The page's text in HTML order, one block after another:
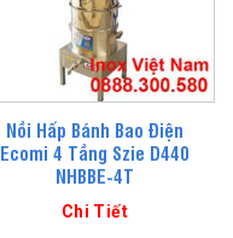
Nồi Hấp Bánh Bao Điện
Ecomi 4 Tầng Szie D440
NHBBE-4T
Chi Tiết